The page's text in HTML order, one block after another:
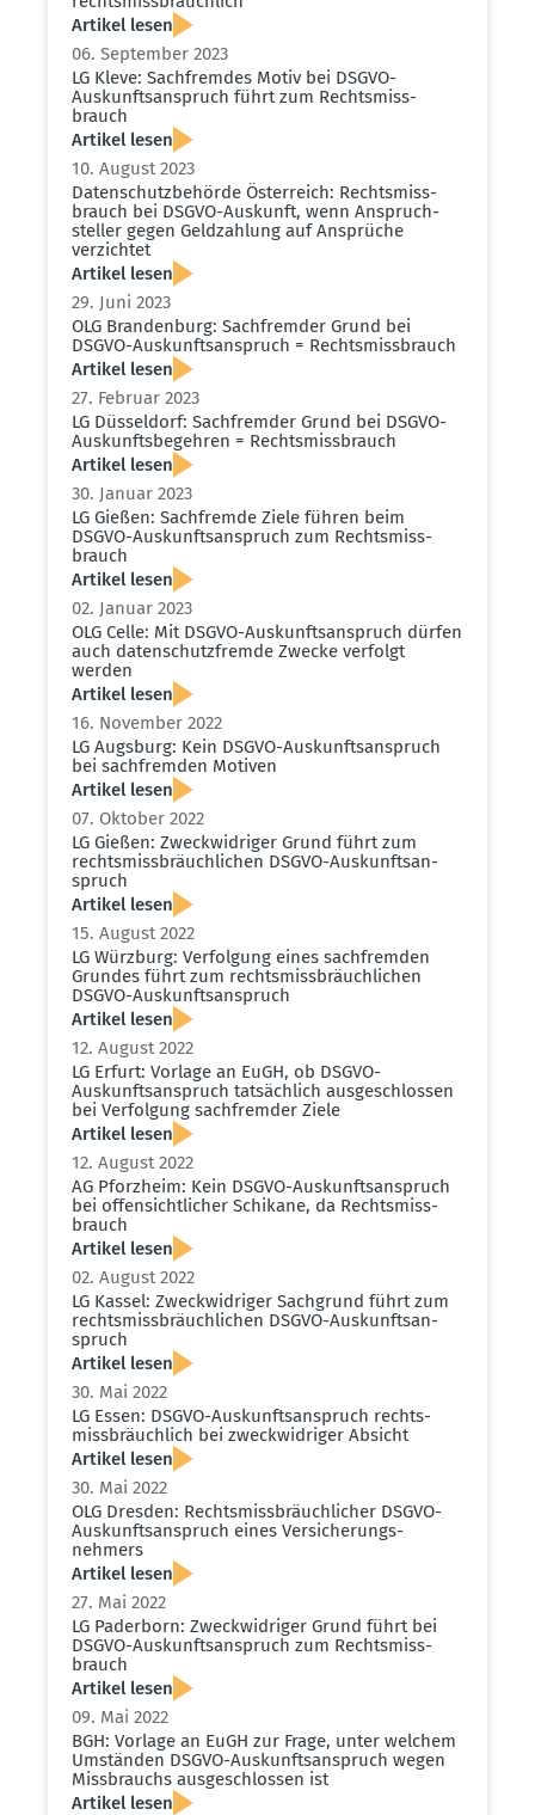
Artikel lesen
06. September 2023
LG Kleve: Sachfremdes Motiv bei DSGVO-
Auskunfts­an­spruch führt zum Rechts­miss­
brauch
Artikel lesen
10. August 2023
Daten­schutz­be­hörde Öster­reich: Rechts­miss­
brauch bei DSGVO-Auskunft, wenn Anspruch­
steller gegen Geldzahlung auf Ansprüche
verzichtet
Artikel lesen
29. Juni 2023
OLG Brandenburg: Sachfremder Grund bei
DSGVO-Auskunfts­an­spruch = Rechts­miss­brauch
Artikel lesen
27. Februar 2023
LG Düsseldorf: Sachfremder Grund bei DSGVO-
Auskunfts­be­gehren = Rechts­miss­brauch
Artikel lesen
30. Januar 2023
LG Gießen: Sachfremde Ziele führen beim
DSGVO-Auskunfts­an­spruch zum Rechts­miss­
brauch
Artikel lesen
02. Januar 2023
OLG Celle: Mit DSGVO-Auskunfts­an­spruch dürfen
auch daten­schutz­fremde Zwecke verfolgt
werden
Artikel lesen
16. November 2022
LG Augsburg: Kein DSGVO-Auskunfts­an­spruch
bei sachfremden Motiven
Artikel lesen
07. Oktober 2022
LG Gießen: Zweck­wid­riger Grund führt zum
rechts­miss­bräuch­lichen DSGVO-Auskunfts­an­
spruch
Artikel lesen
15. August 2022
LG Würzburg: Verfolgung eines sachfremden
Grundes führt zum rechts­miss­bräuch­lichen
DSGVO-Auskunfts­an­spruch
Artikel lesen
12. August 2022
LG Erfurt: Vorlage an EuGH, ob DSGVO-
Auskunfts­an­spruch tatsächlich ausge­schlossen
bei Verfolgung sachfremder Ziele
Artikel lesen
12. August 2022
AG Pforzheim: Kein DSGVO-Auskunfts­an­spruch
bei offen­sicht­licher Schikane, da Rechts­miss­
brauch
Artikel lesen
02. August 2022
LG Kassel: Zweck­wid­riger Sachgrund führt zum
rechts­miss­bräuch­lichen DSGVO-Auskunfts­an­
spruch
Artikel lesen
30. Mai 2022
LG Essen: DSGVO-Auskunfts­an­spruch rechts­
miss­bräuchlich bei zweck­wid­riger Absicht
Artikel lesen
30. Mai 2022
OLG Dresden: Rechts­miss­bräuch­licher DSGVO-
Auskunfts­an­spruch eines Versi­che­rungs­
nehmers
Artikel lesen
27. Mai 2022
LG Paderborn: Zweck­wid­riger Grund führt bei
DSGVO-Auskunfts­an­spruch zum Rechts­miss­
brauch
Artikel lesen
09. Mai 2022
BGH: Vorlage an EuGH zur Frage, unter welchem
Umständen DSGVO-Auskunfts­an­spruch wegen
Missbrauchs ausge­schlossen ist
Artikel lesen